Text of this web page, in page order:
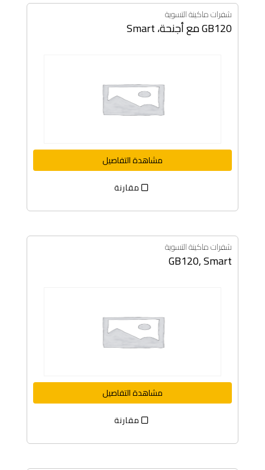
شفرات ماكينة التسوية
GB120 مع أجنحة، Smart
مشاهدة التفاصيل
مقارنة
شفرات ماكينة التسوية
GB120, Smart
مشاهدة التفاصيل
مقارنة